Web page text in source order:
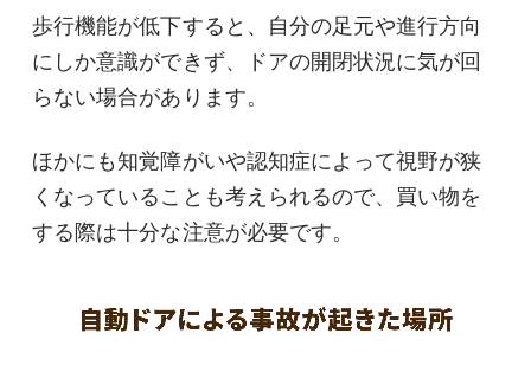
歩行機能が低下すると、自分の足元や進行方向
にしか意識ができず、ドアの開閉状況に気が回
らない場合があります。
ほかにも知覚障がいや認知症によって視野が狭
くなっていることも考えられるので、買い物を
する際は十分な注意が必要です。